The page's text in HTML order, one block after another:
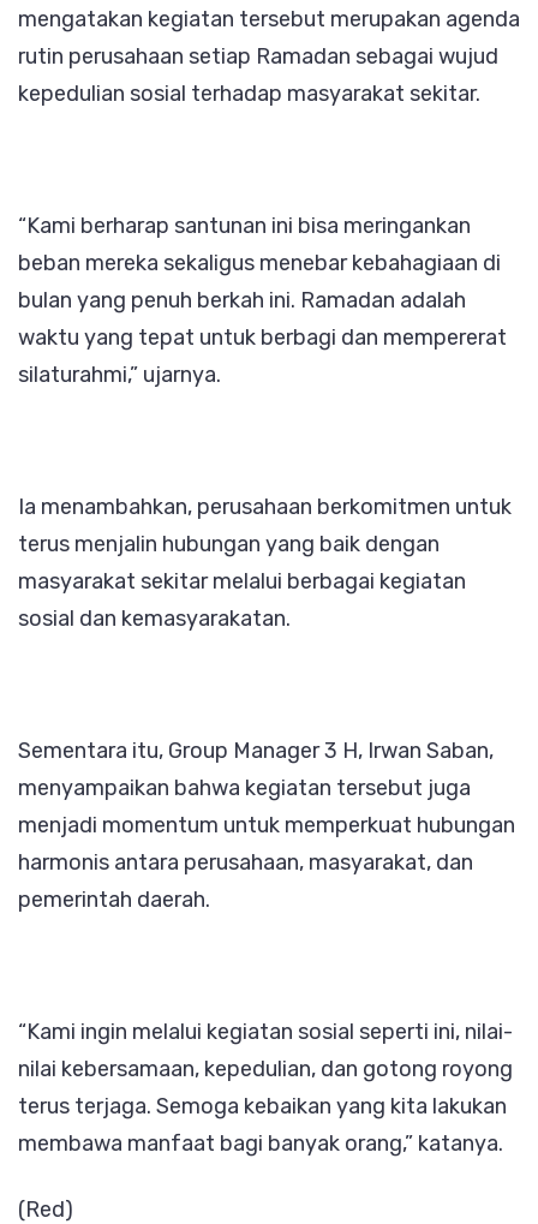
mengatakan kegiatan tersebut merupakan agenda
rutin perusahaan setiap Ramadan sebagai wujud
kepedulian sosial terhadap masyarakat sekitar.
“Kami berharap santunan ini bisa meringankan
beban mereka sekaligus menebar kebahagiaan di
bulan yang penuh berkah ini. Ramadan adalah
waktu yang tepat untuk berbagi dan mempererat
silaturahmi,” ujarnya.
Ia menambahkan, perusahaan berkomitmen untuk
terus menjalin hubungan yang baik dengan
masyarakat sekitar melalui berbagai kegiatan
sosial dan kemasyarakatan.
Sementara itu, Group Manager 3 H, Irwan Saban,
menyampaikan bahwa kegiatan tersebut juga
menjadi momentum untuk memperkuat hubungan
harmonis antara perusahaan, masyarakat, dan
pemerintah daerah.
“Kami ingin melalui kegiatan sosial seperti ini, nilai-
nilai kebersamaan, kepedulian, dan gotong royong
terus terjaga. Semoga kebaikan yang kita lakukan
membawa manfaat bagi banyak orang,” katanya.
(Red)